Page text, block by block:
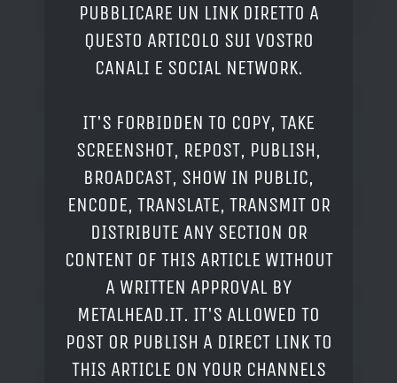
PUBBLICARE UN LINK DIRETTO A
QUESTO ARTICOLO SUI VOSTRO
CANALI E SOCIAL NETWORK.
IT'S FORBIDDEN TO COPY, TAKE
SCREENSHOT, REPOST, PUBLISH,
BROADCAST, SHOW IN PUBLIC,
ENCODE, TRANSLATE, TRANSMIT OR
DISTRIBUTE ANY SECTION OR
CONTENT OF THIS ARTICLE WITHOUT
A WRITTEN APPROVAL BY
METALHEAD.IT. IT'S ALLOWED TO
POST OR PUBLISH A DIRECT LINK TO
THIS ARTICLE ON YOUR CHANNELS